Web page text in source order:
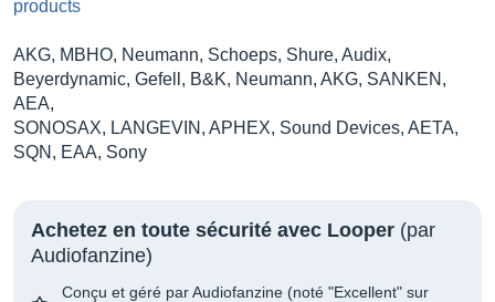
products
AKG, MBHO, Neumann, Schoeps, Shure, Audix,
Beyerdynamic, Gefell, B&K, Neumann, AKG, SANKEN,
AEA,
SONOSAX, LANGEVIN, APHEX, Sound Devices, AETA,
SQN, EAA, Sony
Achetez en toute sécurité avec Looper (par
Audiofanzine)
Conçu et géré par Audiofanzine (noté "Excellent" sur